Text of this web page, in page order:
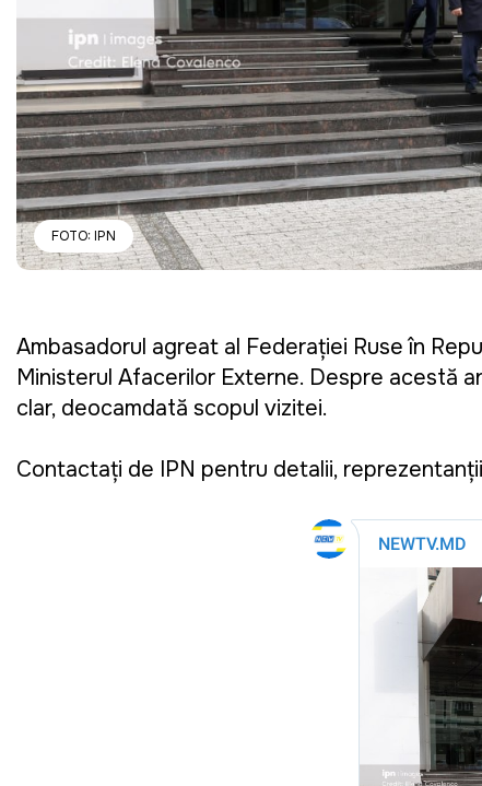
FOTO: IPN
Ambasadorul agreat al Federației Ruse în
Ministerul Afacerilor Externe. Despre acestă
clar, deocamdată scopul vizitei.
Contactați de IPN pentru detalii,